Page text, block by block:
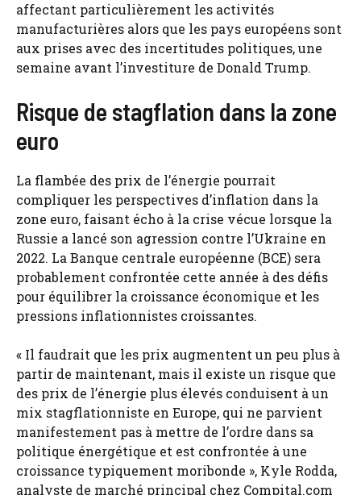
affectant particulièrement les activités
manufacturières alors que les pays européens sont
aux prises avec des incertitudes politiques, une
semaine avant l’investiture de Donald Trump.
Risque de stagflation dans la zone
euro
La flambée des prix de l’énergie pourrait
compliquer les perspectives d’inflation dans la
zone euro, faisant écho à la crise vécue lorsque la
Russie a lancé son agression contre l’Ukraine en
2022. La Banque centrale européenne (BCE) sera
probablement confrontée cette année à des défis
pour équilibrer la croissance économique et les
pressions inflationnistes croissantes.
« Il faudrait que les prix augmentent un peu plus à
partir de maintenant, mais il existe un risque que
des prix de l’énergie plus élevés conduisent à un
mix stagflationniste en Europe, qui ne parvient
manifestement pas à mettre de l’ordre dans sa
politique énergétique et est confrontée à une
croissance typiquement moribonde », Kyle Rodda,
analyste de marché principal chez Compital.com